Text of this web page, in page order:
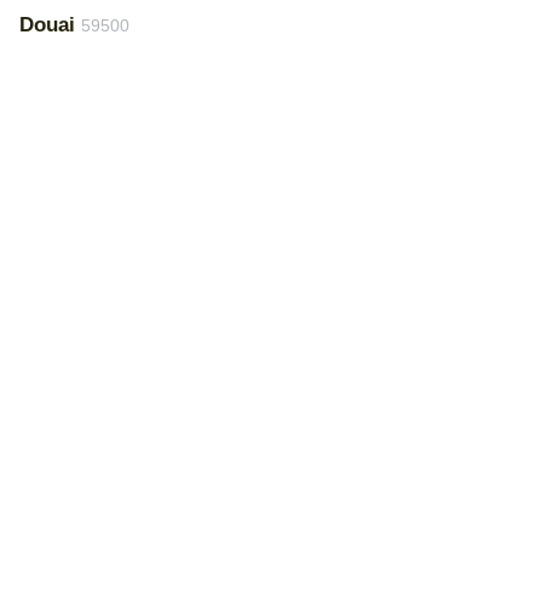
Douai 59500